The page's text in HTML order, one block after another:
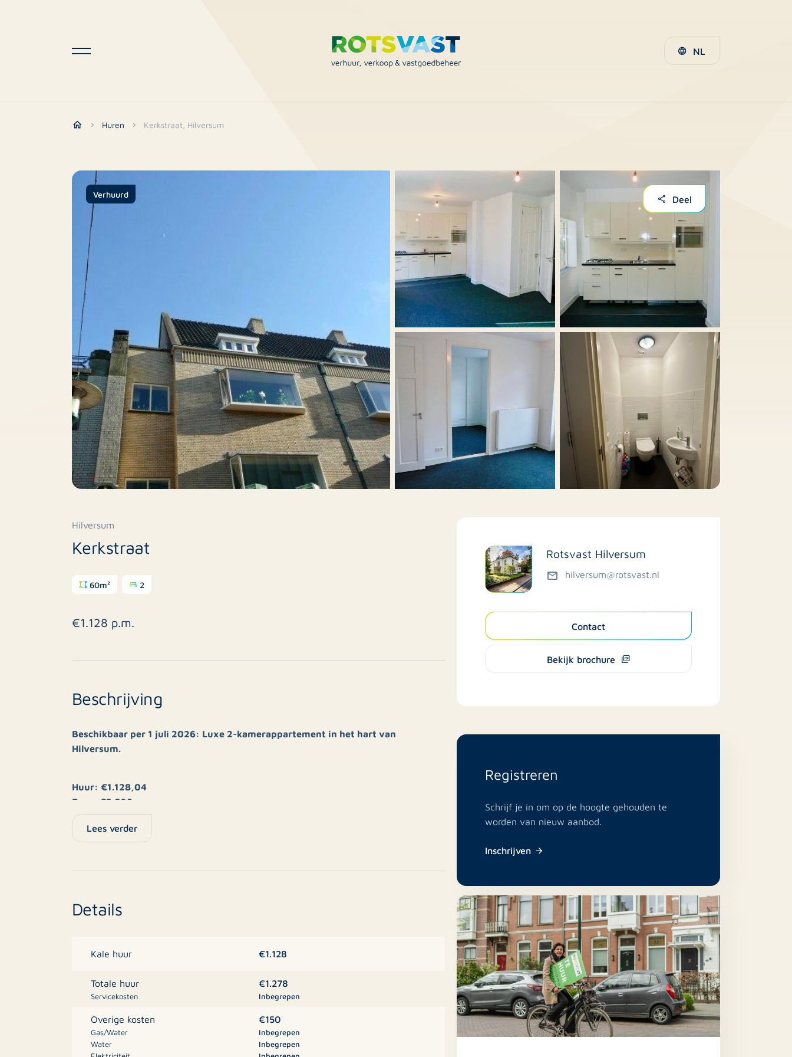
NL
Huren Kerkstraat, Hilversum
Deel
Verhuurd
Hilversum
Kerkstraat
60m² 2
€1.128 p.m.
Beschrijving
Beschikbaar per 1 juli 2026: Luxe 2-kamerappartement in het hart van
Hilversum.
Huur: €1.128,04
Borg: €2.035,-
Op zeer gewilde locatie in Hilversum centrum, te huur een compleet gerenoveerd
met auto en trein. Hilversum heeft veel winkels,restaurants en uitgaansgelegenheden.
Indeling: gezamenlijke entree, entree appartement, hal, woonkamer met uitzicht op
via de hal, v.z.v. douchecabine, wastafel, wasmachine -en drogeraansluiting. Apart
toilet. Slaapkamer gelegen aan de achterzijde met toegang tot eigen terras, Via de
slaapkamer is de 2e slaapkamer te bereiken.
Lees verder
Details
Kale huur €1.128
Totale huur
Servicekosten
€1.278
Inbegrepen
Overige kosten
Gas/Water
Water
€150
Inbegrepen
Inbegrepen
Rotsvast Hilversum
hilversum@rotsvast.nl
Contact
Bekijk brochure
Registreren
Schrijf je in om op de hoogte gehouden te
worden van nieuw aanbod.
Inschrijven